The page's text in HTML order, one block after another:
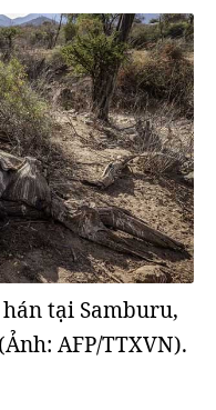
tại Samburu,
AFP/TTXVN).